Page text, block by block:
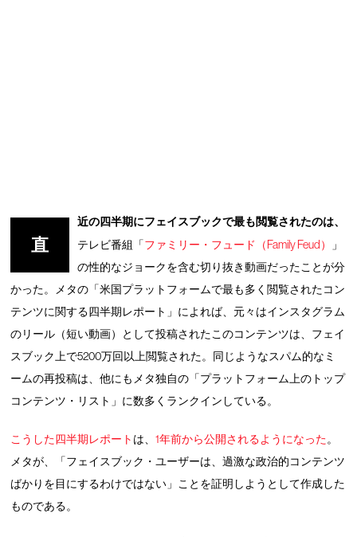
直
近の四半期にフェイスブックで最も閲覧されたのは、
テレビ番組「ファミリー・フュード（Family Feud）
」
の性的なジョークを含む切り抜き動画だったことが分
かった。メタの「米国プラットフォームで最も多く閲覧されたコン
テンツに関する四半期レポート」によれば、元々はインスタグラム
のリール（短い動画）として投稿されたこのコンテンツは、フェイ
スブック上で5200万回以上閲覧された。同じようなスパム的なミ
ームの再投稿は、他にもメタ独自の「プラットフォーム上のトップ
コンテンツ・リスト」に数多くランクインしている。
こうした四半期レポート は、1年前から公開されるようになった。
メタが、「フェイスブック・ユーザーは、過激な政治的コンテンツ
ばかりを目にするわけではない」ことを証明しようとして作成した
ものである。